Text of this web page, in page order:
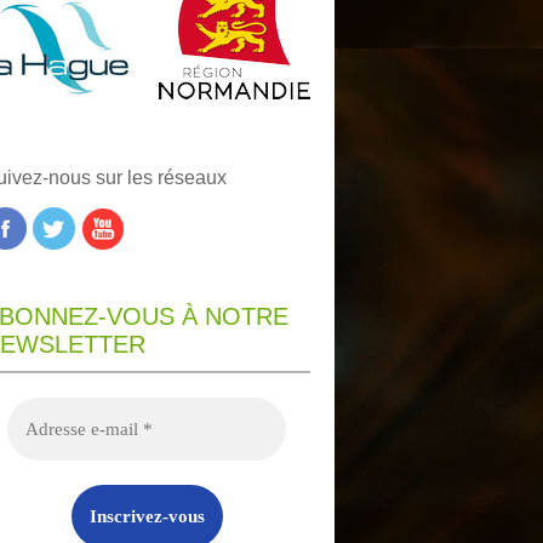
nous sur les réseaux
VOUS À NOTRE